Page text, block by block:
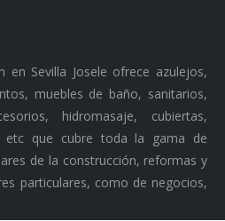
en Sevilla Josele ofrece azulejos,
muebles de baño, sanitarios,
hidromasaje, cubiertas,
etc que cubre toda la gama de
de la construcción, reformas y
particulares, como de negocios,